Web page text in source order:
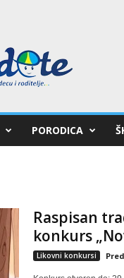
PORODICA
Raspisan
konkurs
Likovni konkursi